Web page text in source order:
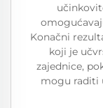
Konačni
koji je
zajednice,
mogu raditi